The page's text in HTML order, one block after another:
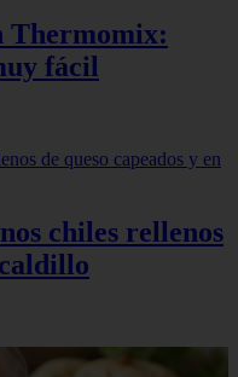
Thermomix:
fácil
chiles rellenos